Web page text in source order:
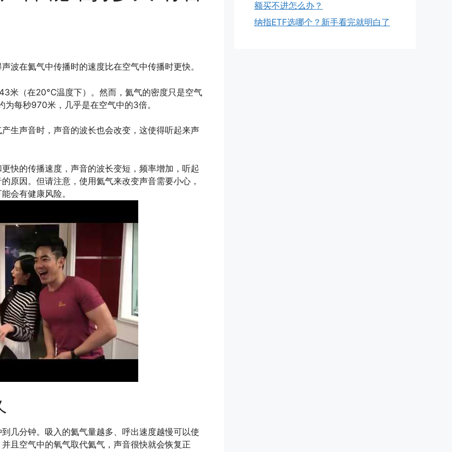
波在氦气中传播时的速度比在空气中传播时更快。
米（在20°C温度下）。然而，氦气的密度只是空气
每秒970米，几乎是在空气中的3倍。
生声音时，声音的波长也会改变，这使得听起来声
快的传播速度，声音的波长变短，频率增加，听起
原因。但请注意，使用氦气来改变声音需要小心，
会有健康风险。
几分钟。吸入的氦气量越多、呼出速度越慢可以使
且空气中的氧气取代氦气，声音很快就会恢复正
额买不进怎么办？
纳指ETF选哪个？新手看完就明白了